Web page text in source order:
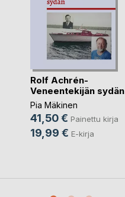
Rolf Achrén-
Veneentekijän sydän
Pia Mäkinen
41,50 € Painettu kirja
19,99 € E-kirja